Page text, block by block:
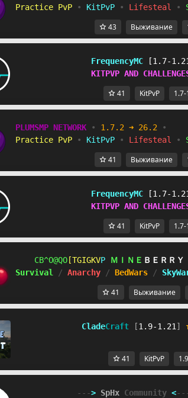
Practice PvP
• KitPvP • Lifesteal •
43 Выживание
FrequencyMC
[1.7-
KITPVP AND
41 KitPvP 1.7-
PLUMSMP NETWORK • 1.7.2 ➜ 26.2
•
Practice PvP
• KitPvP • Lifesteal •
41 Выживание
FrequencyMC
[1.7-
KITPVP AND
41 KitPvP 1.7-
GQ@IZTK PCDH^IHU ＭＩＮＥ ＢＥＲＲＹ
Survival
/ Anarchy / BedWars /
41 Выживание
CladeCraft [1.9-1.21 ]
41 KitPvP
---> SpHx Community <